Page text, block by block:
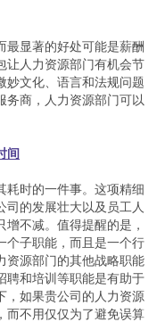
最显著的好处可能是薪酬
让人力资源部门有机会节
妙文化、语言和法规问题
务商，人力资源部门可以
间
耗时的一件事。这项精细
司的发展壮大以及员工人
不减。值得提醒的是，
个子职能，而且是一个行
资源部门的其他战略职能
聘和培训等职能是有助于
，如果贵公司的人力资源
而不用仅仅为了避免误算